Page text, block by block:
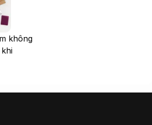
không